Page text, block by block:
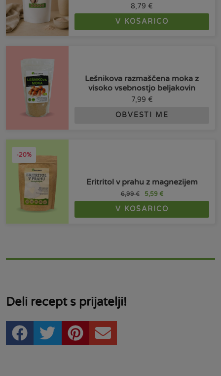
8,79€
V KOŠARICO
Lešnikova razmaščena moka z
visoko vsebnostjo beljakovin
7,99 €
OBVESTI ME
-20%
Eritritol v prahu z magnezijem
6,99€ 5,59 €
V KOŠARICO
Deli recept s prijatelji!